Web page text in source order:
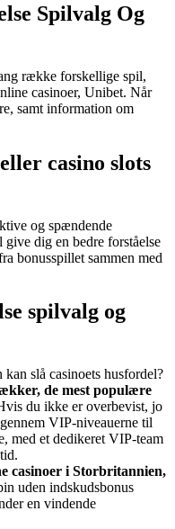
Spilvalg Og
række forskellige spil,
casinoer, Unibet. Når
samt information om
casino slots
og spændende
dig en bedre forståelse
bonusspillet sammen med
spilvalg og
slå casinoets husfordel?
de mest populære
du ikke er overbevist, jo
VIP-niveauerne til
med et dedikeret VIP-team
casinoer i Storbritannien,
uden indskudsbonus
en vindende